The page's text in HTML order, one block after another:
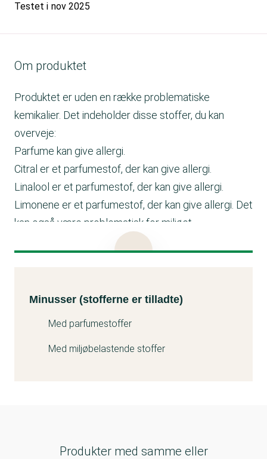
Testet i nov 2025
Om produktet
Produktet er uden en række problematiske
kemikalier. Det indeholder disse stoffer, du kan
overveje:
Parfume kan give allergi.
Citral er et parfumestof, der kan give allergi.
Linalool er et parfumestof, der kan give allergi.
Limonene er et parfumestof, der kan give allergi. Det
kan også være problematisk for miljøet.
Citronellol er et parfumestof, der kan give allergi.
Minusser (stofferne er tilladte)
Med parfumestoffer
Med miljøbelastende stoffer
Produkter med samme eller